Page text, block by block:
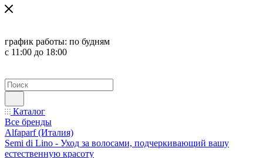
график работы: по будням
с 11:00 до 18:00
Каталог
Все бренды
Alfaparf (Италия)
Semi di Lino - Уход за волосами, подчеркивающий вашу
естественную красоту